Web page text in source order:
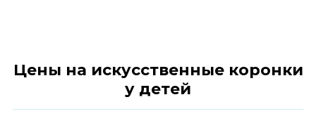
Цены на искусственные коронки
у детей